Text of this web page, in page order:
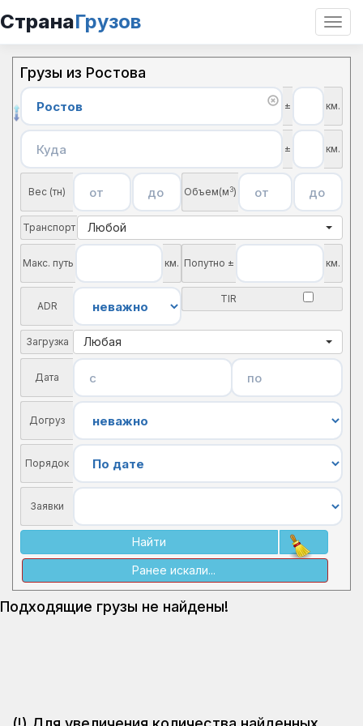
СтранаГрузов
Грузы из Ростова
± км.
± км.
Вес (тн) Объем(м3)
Транспорт Любой
Макс. путь км. Попутно ± км.
ADR
TIR
Загрузка Любая
Дата
Догруз
Порядок
Заявки
Найти
Ранее искали...
Подходящие грузы не найдены!